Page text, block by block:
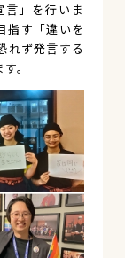
」を行いま
指す「違いを
れず発言する
。